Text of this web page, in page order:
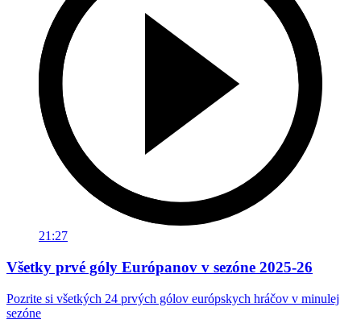
21:27
Všetky prvé góly Európanov v sezóne 2025-26
Pozrite si všetkých 24 prvých gólov európskych hráčov v minulej
sezóne